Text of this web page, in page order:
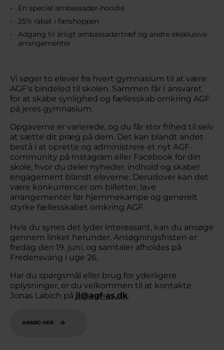
En special ambassadør-hoodie
25% rabat i fanshoppen
Adgang til årligt ambassadørtræf og andre eksklusive
arrangementer
Vi søger to elever fra hvert gymnasium til at være
AGF's bindeled til skolen. Sammen får I ansvaret
for at skabe synlighed og fællesskab omkring AGF
på jeres gymnasium.
Opgaverne er varierede, og du får stor frihed til selv
at sætte dit præg på dem. Det kan blandt andet
bestå i at oprette og administrere et nyt AGF-
community på Instagram eller Facebook for din
skole, hvor du deler nyheder, indhold og skaber
engagement blandt eleverne. Derudover kan det
være konkurrencer om billetter, lave
arrangementer før hjemmekampe og generelt
styrke fællesskabet omkring AGF.
Hvis du synes det lyder interessant, kan du ansøge
gennem linket herunder. Ansøgningsfristen er
fredag den 19. juni, og samtaler afholdes på
Fredensvang i uge 26.
Har du spørgsmål eller brug for yderligere
oplysninger, er du velkommen til at kontakte
Jonas Labich på jl@agf-as.dk.
ANSØG HER